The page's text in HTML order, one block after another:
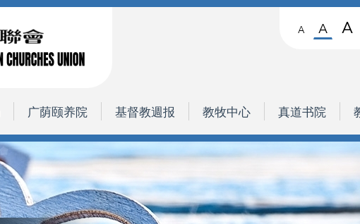
A A A
广荫颐养院 基督教週报 教牧中心 真道书院